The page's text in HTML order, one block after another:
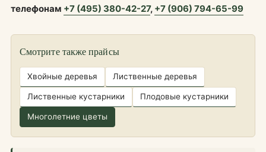
телефонам +7 (495) 380-42-27, +7 (906) 794-65-99
Смотрите также прайсы
Хвойные деревья Лиственные деревья
Лиственные кустарники Плодовые кустарники
Многолетние цветы